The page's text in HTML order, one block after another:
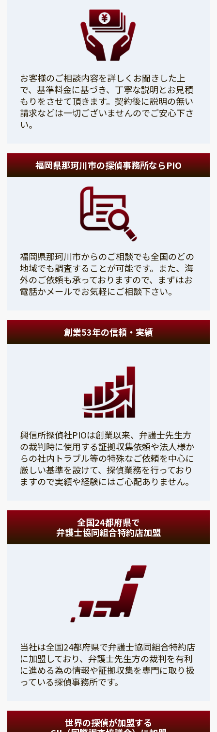
お客様のご相談内容を詳しくお聞きした上
で、基準料金に基づき、丁寧な説明とお見積
もりをさせて頂きます。契約後に説明の無い
請求などは一切ございませんのでご安心下さ
い。
福岡県那珂川市の探偵事務所ならPIO
福岡県那珂川市からのご相談でも全国のどの
地域でも調査することが可能です。また、海
外のご依頼も承っておりますので、まずはお
電話かメールでお気軽にご相談下さい。
創業53年の信頼・実績
興信所探偵社PIOは創業以来、弁護士先生方
の裁判時に使用する証拠収集依頼や法人様か
らの社内トラブル等の特殊なご依頼を中心に
厳しい基準を設けて、探偵業務を行っており
ますので実績や経験にはご心配ありません。
全国24都府県で
弁護士協同組合特約店加盟
当社は全国24都府県で弁護士協同組合特約店
に加盟しており、弁護士先生方の裁判を有利
に進める為の情報や証拠収集を専門に取り扱
っている探偵事務所です。
世界の探偵が加盟する